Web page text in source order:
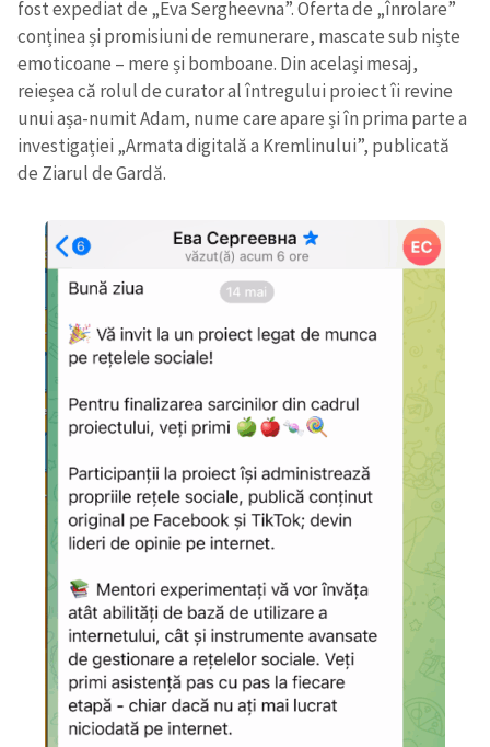
fost expediat de „Eva Sergheevna”. Oferta de „înrolare”
conținea și promisiuni de remunerare, mascate sub niște
emoticoane – mere și bomboane. Din același mesaj,
reieșea că rolul de curator al întregului proiect îi revine
unui așa-numit Adam, nume care apare și în prima parte a
investigației „Armata digitală a Kremlinului”, publicată
de Ziarul de Gardă.